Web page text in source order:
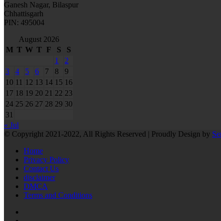
Ganesh Nagar, Bilaspur
Chhattisgarh
PIN: 495004
August 2026
M T W T F S
S
1
2
3
4 5 6 7 8
9
10 11 12 13 14 15 16
17 18 19 20 21 22 23
24 25 26 27 28 29 30
31
« Jul
© Copyright 2021-2022, All Rights Reserved | Proudly Design by
Home
Privacy Policy
Contact Us
disclaimer
DMCA
Terms and Conditions